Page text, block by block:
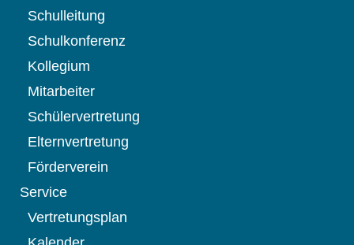
Schulleitung
Schulkonferenz
Kollegium
Mitarbeiter
Schülervertretung
Elternvertretung
Förderverein
Service
Vertretungsplan